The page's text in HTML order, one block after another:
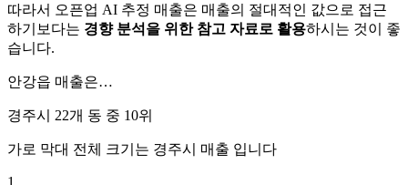
따라서 오픈업 AI 추정 매출은 매출의 절대적인 값으로 접근
하기보다는 경향 분석을 위한 참고 자료로 활용하시는 것이 좋
습니다.
안강읍 매출은…
경주시 22개 동 중 10위
가로 막대 전체 크기는 경주시 매출 입니다
1